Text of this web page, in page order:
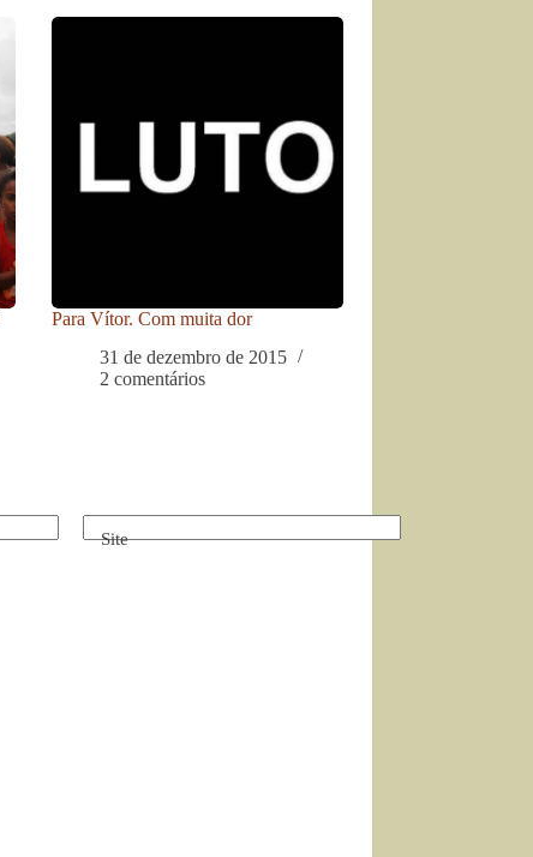
Para Vítor. Com muita dor
31 de dezembro de 2015
2 comentários
Site